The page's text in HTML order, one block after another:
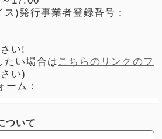
)発行事業者登録番号：
い!
い場合は こちらのリンクのフ
い)
ーム：